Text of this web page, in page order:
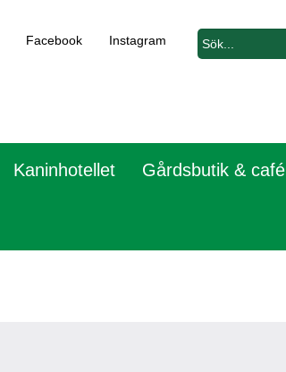
Facebook Instagram
Kaninhotellet Gårdsbutik & café